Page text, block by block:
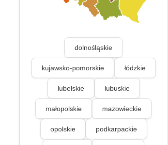
dolnośląskie
kujawsko-pomorskie łódzkie
lubelskie lubuskie
małopolskie mazowieckie
opolskie podkarpackie